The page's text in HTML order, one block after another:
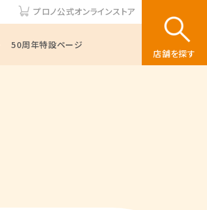
プロノ公式オンラインストア
50周年特設ページ
店舗を探す